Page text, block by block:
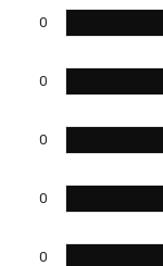
0
0
0
0
0